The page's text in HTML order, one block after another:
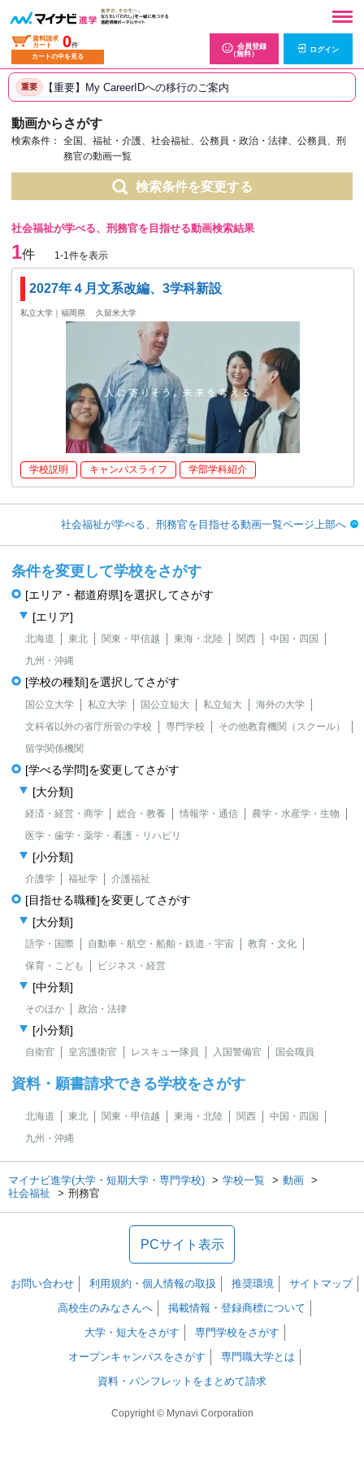
資料請求
カート
0件
カートの中を見る
会員登録
（無料）
ログイン
重要 【重要】My CareerIDへの移行のご案内
動画からさがす
検索条件：
全国、福祉・介護、社会福祉、公務員・政治・法律、公務員、刑
務官の動画一覧
検索条件を変更する
社会福祉が学べる、刑務官を目指せる動画検索結果
1件 1-1件を表示
2027年４月文系改編、3学科新設
私立大学｜福岡県 久留米大学
学校説明 キャンパスライフ 学部学科紹介
社会福祉が学べる、刑務官を目指せる動画一覧ページ上部へ
条件を変更して学校をさがす
[エリア・都道府県]を選択してさがす
[エリア]
北海道 東北 関東・甲信越 東海・北陸 関西
中国・四国
九州・沖縄
[学校の種類]を選択してさがす
国公立大学 私立大学 国公立短大 私立短大
海外の大学
文科省以外の省庁所管の学校
専門学校
その他教育機関（スクール）
留学関係機関
[学べる学問]を変更してさがす
[大分類]
経済・経営・商学 総合・教養 情報学・通信
農学・水産学・生物
医学・歯学・薬学・看護・リハビリ
[小分類]
介護学 福祉学 介護福祉
[目指せる職種]を変更してさがす
[大分類]
語学・国際 自動車・航空・船舶・鉄道・宇宙
教育・文化
保育・こども
ビジネス・経営
[中分類]
そのほか 政治・法律
[小分類]
自衛官 皇宮護衛官 レスキュー隊員 入国警備官 国会職員
資料・願書請求できる学校をさがす
北海道 東北 関東・甲信越 東海・北陸 関西
中国・四国
九州・沖縄
マイナビ進学(大学・短期大学・専門学校) 学校一覧
動画
社会福祉
刑務官
PCサイト表示
お問い合わせ 利用規約・個人情報の取扱 推奨環境
サイトマップ
高校生のみなさんへ
掲載情報・登録商標について
大学・短大をさがす
専門学校をさがす
オープンキャンパスをさがす
専門職大学とは
資料・パンフレットをまとめて請求
Copyright © Mynavi Corporation